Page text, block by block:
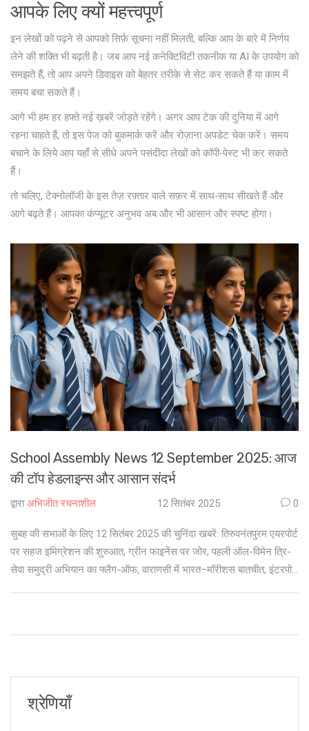
आपके लिए क्यों महत्त्वपूर्ण
इन लेखों को पढ़ने से आपको सिर्फ़ सूचना नहीं मिलती, बल्कि आप के बारे में निर्णय
लेने की शक्ति भी बढ़ती है। जब आप नई कनेक्टिविटी तकनीक या AI के उपयोग को
समझते हैं, तो आप अपने डिवाइस को बेहतर तरीके से सेट कर सकते हैं या काम में
समय बचा सकते हैं।
आगे भी हम हर हफ़्ते नई ख़बरें जोड़ते रहेंगे। अगर आप टेक की दुनिया में आगे
रहना चाहते हैं, तो इस पेज को बुकमार्क करें और रोज़ाना अपडेट चेक करें। समय
बचाने के लिये आप यहाँ से सीधे अपने पसंदीदा लेखों को कॉपी‑पेस्ट भी कर सकते
हैं।
तो चलिए, टेक्नोलॉजी के इस तेज़ रफ़्तार वाले सफ़र में साथ‑साथ सीखते हैं और
आगे बढ़ते हैं। आपका कंप्यूटर अनुभव अब और भी आसान और स्पष्ट होगा।
School Assembly News 12 September 2025: आज
की टॉप हेडलाइन्स और आसान संदर्भ
द्वारा अभिजीत रचनाशील 12 सितंबर 2025 0
सुबह की सभाओं के लिए 12 सितंबर 2025 की चुनिंदा खबरें: तिरुवनंतपुरम एयरपोर्ट
पर सहज इमिग्रेशन की शुरुआत, ग्रीन फाइनेंस पर जोर, पहली ऑल-विमेन त्रि-
सेवा समुद्री अभियान का फ्लैग-ऑफ, वाराणसी में भारत–मॉरीशस बातचीत, इंटरपोल
श्रेणियाँ